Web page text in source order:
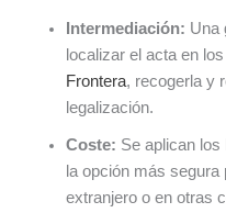
Intermediación: Una
localizar el acta en
Frontera, recogerla y
legalización.
Coste: Se aplican los
la opción más segura
extranjero o en otras